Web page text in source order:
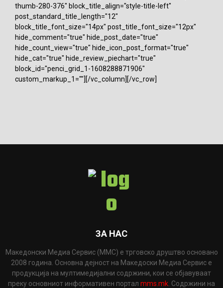
thumb-280-376" block_title_align="style-title-left"
post_standard_title_length="12"
block_title_font_size="14px" post_title_font_size="12px"
hide_comment="true" hide_post_date="true"
hide_count_view="true" hide_icon_post_format="true"
hide_cat="true" hide_review_piechart="true"
block_id="penci_grid_1-1608288871906"
custom_markup_1=""][/vc_column][/vc_row]
ЗА НАС
Македонски Медиа Сервис (ММС) е трговско друштво основано
2008 година. Основна дејност на Македоски Медиа Сервис е
продукција на мултимедијални содржини, кои се објавуваат
преку основниот информативен портал mms.mk . Содржини на